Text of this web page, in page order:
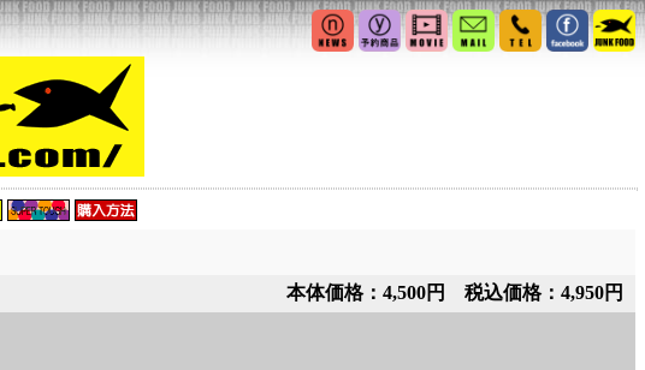
本体価格：4,500円 税込価格：4,950円